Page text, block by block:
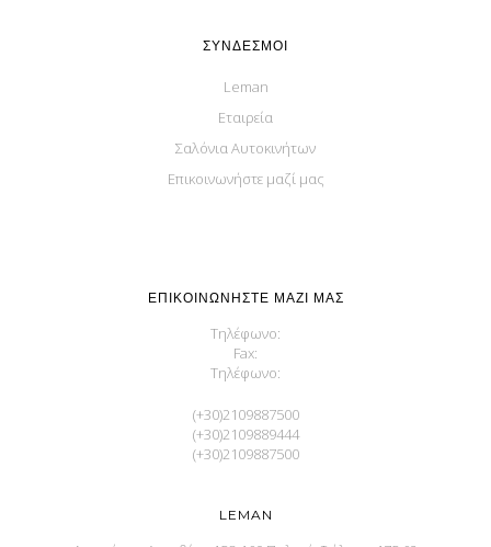
ΣΎΝΔΕΣΜΟΙ
Leman
Εταιρεία
Σαλόνια Αυτοκινήτων
Επικοινωνήστε μαζί μας
ΕΠΙΚΟΙΝΩΝΉΣΤΕ ΜΑΖΊ ΜΑΣ
Τηλέφωνο:
Fax:
Τηλέφωνο:
(+30)2109887500
(+30)2109889444
(+30)2109887500
LEMAN